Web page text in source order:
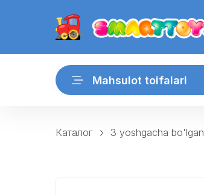
Mahsulot toifalari
Каталог 3 yoshgacha